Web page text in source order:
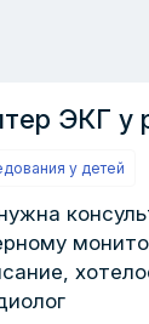
ЭКГ у
у детей